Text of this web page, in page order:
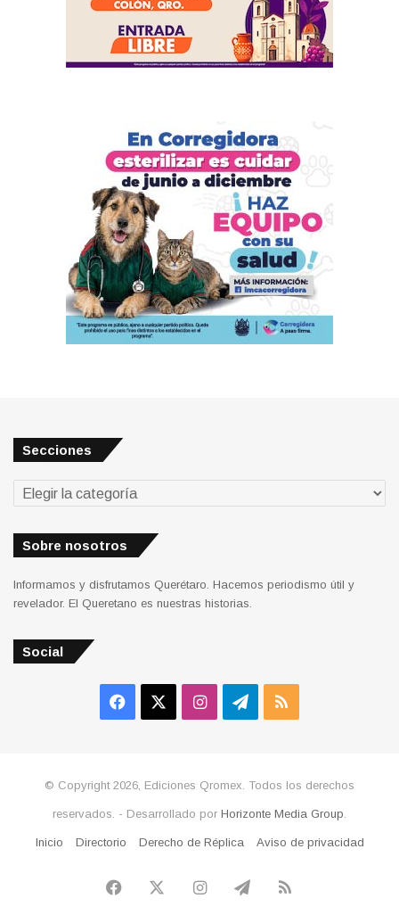
Secciones
Secciones
Sobre nosotros
Informamos y disfrutamos Querétaro. Hacemos periodismo útil y
revelador. El Queretano es nuestras historias.
Social
Facebook InstagramTelegram
RSS
© Copyright 2026, Ediciones Qromex. Todos los derechos
reservados. - Desarrollado por Horizonte Media Group
Inicio Directorio Derecho de Réplica Aviso de privacidad
Facebook InstagramTelegram
RSS